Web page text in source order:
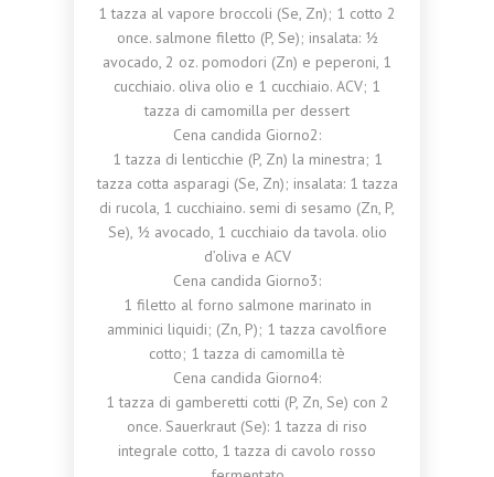
1 tazza al vapore broccoli (Se, Zn); 1 cotto 2
once. salmone filetto (P, Se); insalata: ½
avocado, 2 oz. pomodori (Zn) e peperoni, 1
cucchiaio. oliva olio e 1 cucchiaio. ACV; 1
tazza di camomilla per dessert
Cena candida Giorno2:
1 tazza di lenticchie (P, Zn) la minestra; 1
tazza cotta asparagi (Se, Zn); insalata: 1 tazza
di rucola, 1 cucchiaino. semi di sesamo (Zn, P,
Se), ½ avocado, 1 cucchiaio da tavola. olio
d’oliva e ACV
Cena candida Giorno3:
1 filetto al forno salmone marinato in
amminici liquidi; (Zn, P); 1 tazza cavolfiore
cotto; 1 tazza di camomilla tè
Cena candida Giorno4:
1 tazza di gamberetti cotti (P, Zn, Se) con 2
once. Sauerkraut (Se): 1 tazza di riso
integrale cotto, 1 tazza di cavolo rosso